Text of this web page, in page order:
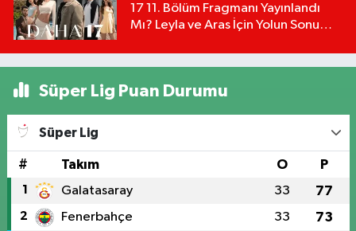
17 11. Bölüm Fragmanı Yayınlandı
Mı? Leyla ve Aras İçin Yolun Sonu
Süper Lig Puan Durumu
Süper Lig
# Takım O P
1 Galatasaray 33 77
2 Fenerbahçe 33 73